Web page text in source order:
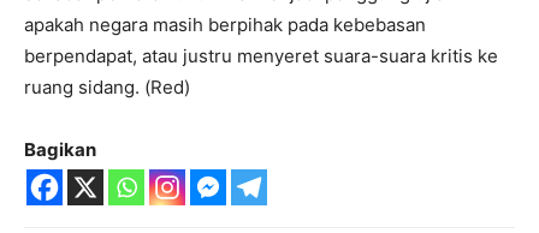
apakah negara masih berpihak pada kebebasan
berpendapat, atau justru menyeret suara-suara kritis ke
ruang sidang. (Red)
Bagikan